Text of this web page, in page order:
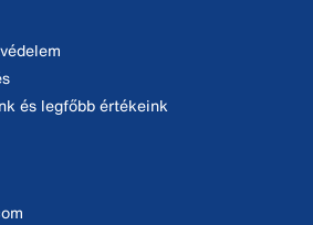
és legfőbb értékeink